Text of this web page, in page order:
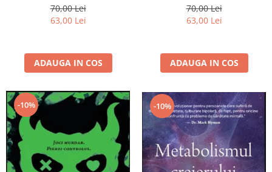
70,00 Lei
63,00 Lei
ADAUGA IN COS
70,00 Lei
63,00 Lei
ADAUGA IN COS
-10% -10%